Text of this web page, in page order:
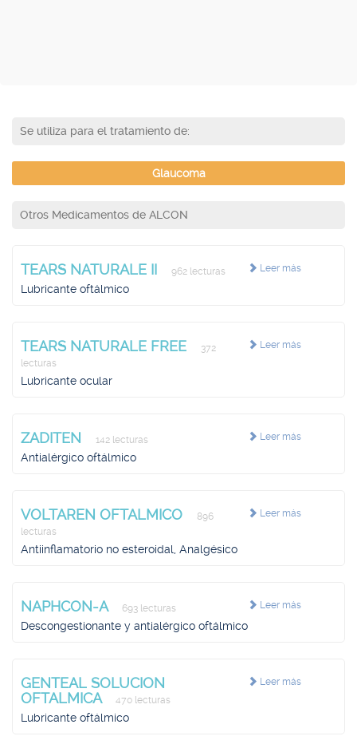
Se utiliza para el tratamiento de:
Glaucoma
Otros Medicamentos de ALCON
Leer más
TEARS NATURALE II 962 lecturas
Lubricante oftálmico
Leer más
TEARS NATURALE FREE
372
lecturas
Lubricante ocular
Leer más
ZADITEN 142 lecturas
Antialérgico oftálmico
Leer más
VOLTAREN OFTALMICO
896
lecturas
Antiinflamatorio no esteroidal, Analgésico
Leer más
NAPHCON-A 693 lecturas
Descongestionante y antialérgico oftálmico
Leer más
GENTEAL SOLUCION
OFTALMICA
470 lecturas
Lubricante oftálmico